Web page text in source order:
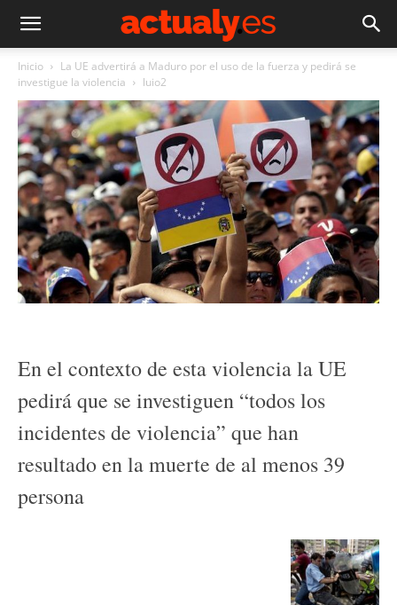
Inicio
La UE advertirá a Maduro por el uso de la fuerza y pedirá se
investigue la violencia
luio2
En el contexto de esta violencia la UE
pedirá que se investiguen “todos los
incidentes de violencia” que han
resultado en la muerte de al menos 39
persona